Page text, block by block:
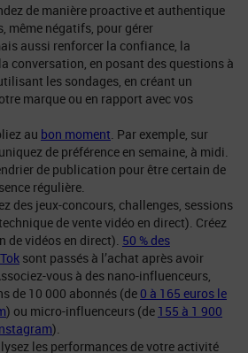
de manière proactive et authentique
même négatifs, pour gérer
aussi renforcer la confiance, la
conversation, en posant des questions à
les sondages, en créant un
marque ou en rapport avec vos
au bon moment. Par exemple, sur
de préférence en semaine, à midi.
de publication pour être certain de
régulière.
des jeux-concours, challenges, sessions
de vente vidéo en direct). Créez
de vidéos en direct). 50 % des
sont passés à l’achat après avoir
vous à des nano-influenceurs,
de 10 000 abonnés (de 0 à 165 euros le
) ou micro-influenceurs (de 155 à 1 900
).
les performances de votre activité